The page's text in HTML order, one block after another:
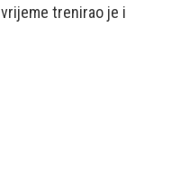
trenirao je i